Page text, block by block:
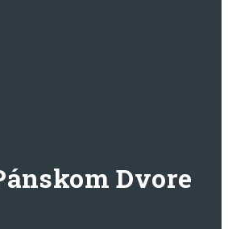
Dvore